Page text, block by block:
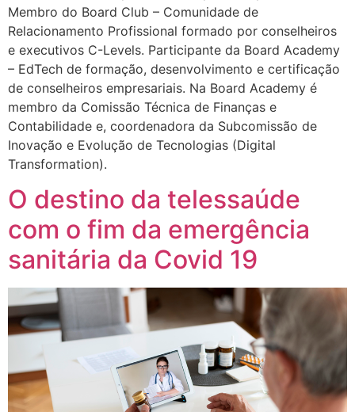
Membro do Board Club – Comunidade de
Relacionamento Profissional formado por conselheiros
e executivos C-Levels. Participante da Board Academy
– EdTech de formação, desenvolvimento e certificação
de conselheiros empresariais. Na Board Academy é
membro da Comissão Técnica de Finanças e
Contabilidade e, coordenadora da Subcomissão de
Inovação e Evolução de Tecnologias (Digital
Transformation).
O destino da telessaúde
com o fim da emergência
sanitária da Covid 19